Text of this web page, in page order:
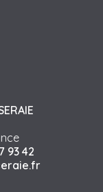
93 42